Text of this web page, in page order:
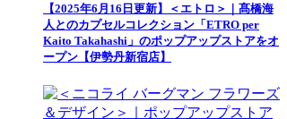
【2025年6月16日更新】＜エトロ＞｜髙橋海
人とのカプセルコレクション「ETRO per
Kaito Takahashi」のポップアップストアをオ
ープン【伊勢丹新宿店】